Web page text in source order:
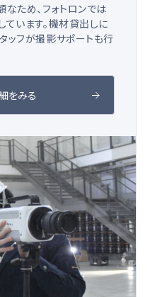
ため、フォトロンでは
ています。機材貸出しに
ッフが撮影サポートも行
をみる